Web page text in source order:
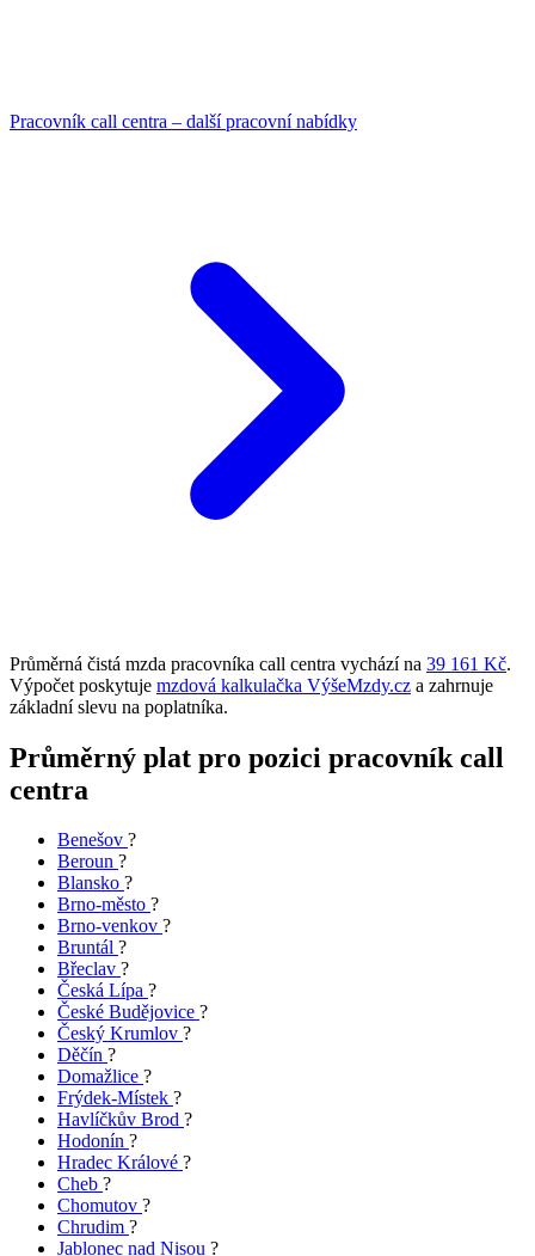
Pracovník call centra – další pracovní nabídky
Průměrná čistá mzda pracovníka call centra vychází na 39 161 Kč.
Výpočet poskytuje mzdová kalkulačka VýšeMzdy.cz a zahrnuje
základní slevu na poplatníka.
Průměrný plat pro pozici pracovník call
centra
Benešov ?
Beroun ?
Blansko ?
Brno-město ?
Brno-venkov ?
Bruntál ?
Břeclav ?
Česká Lípa ?
České Budějovice ?
Český Krumlov ?
Děčín ?
Domažlice ?
Frýdek-Místek ?
Havlíčkův Brod ?
Hodonín ?
Hradec Králové ?
Cheb ?
Chomutov ?
Chrudim ?
Jablonec nad Nisou ?